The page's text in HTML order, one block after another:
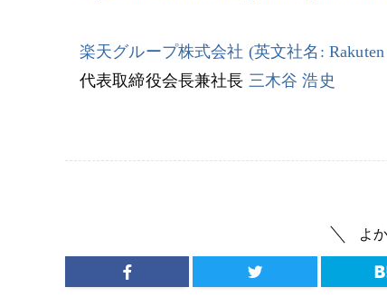
楽天グループ株式会社 (英文社名:
代表取締役会長兼社長 三木谷 浩史
よ